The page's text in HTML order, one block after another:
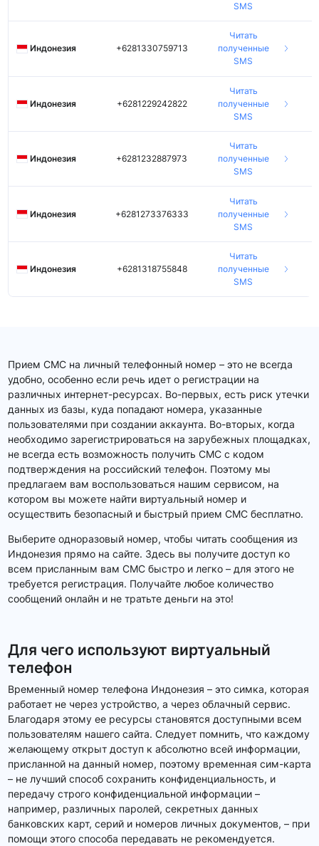
SMS
Индонезия +6281330759713
Читать
полученные
SMS
Индонезия +6281229242822
Читать
полученные
SMS
Индонезия +6281232887973
Читать
полученные
SMS
Индонезия +6281273376333
Читать
полученные
SMS
Индонезия +6281318755848
Читать
полученные
SMS
Прием СМС на личный телефонный номер – это не всегда
удобно, особенно если речь идет о регистрации на
различных интернет-ресурсах. Во-первых, есть риск утечки
данных из базы, куда попадают номера, указанные
пользователями при создании аккаунта. Во-вторых, когда
необходимо зарегистрироваться на зарубежных площадках,
не всегда есть возможность получить СМС с кодом
подтверждения на российский телефон. Поэтому мы
предлагаем вам воспользоваться нашим сервисом, на
котором вы можете найти виртуальный номер и
осуществить безопасный и быстрый прием СМС бесплатно.
Выберите одноразовый номер, чтобы читать сообщения из
Индонезия прямо на сайте. Здесь вы получите доступ ко
всем присланным вам СМС быстро и легко – для этого не
требуется регистрация. Получайте любое количество
сообщений онлайн и не тратьте деньги на это!
Для чего используют виртуальный
телефон
Временный номер телефона Индонезия – это симка, которая
работает не через устройство, а через облачный сервис.
Благодаря этому ее ресурсы становятся доступными всем
пользователям нашего сайта. Следует помнить, что каждому
желающему открыт доступ к абсолютно всей информации,
присланной на данный номер, поэтому временная сим-карта
– не лучший способ сохранить конфиденциальность, и
передачу строго конфиденциальной информации –
например, различных паролей, секретных данных
банковских карт, серий и номеров личных документов, – при
помощи этого способа передавать не рекомендуется.